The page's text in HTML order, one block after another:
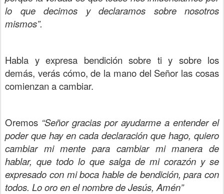
lo que decimos y declaramos sobre nosotros
mismos”.
Habla y expresa bendición sobre ti y sobre los
demás, verás cómo, de la mano del Señor las cosas
comienzan a cambiar.
Oremos “Señor gracias por ayudarme a entender el
poder que hay en cada declaración que hago, quiero
cambiar mi mente para cambiar mi manera de
hablar, que todo lo que salga de mi corazón y se
expresado con mi boca hable de bendición, para con
todos. Lo oro en el nombre de Jesús, Amén”